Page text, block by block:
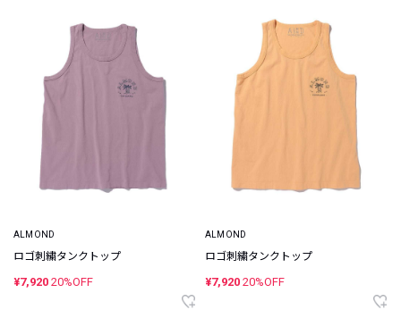
ALMOND
ロゴ刺繍タンクトップ
¥7,920 20%OFF
ALMOND
ロゴ刺繍タンクトップ
¥7,920 20%OFF